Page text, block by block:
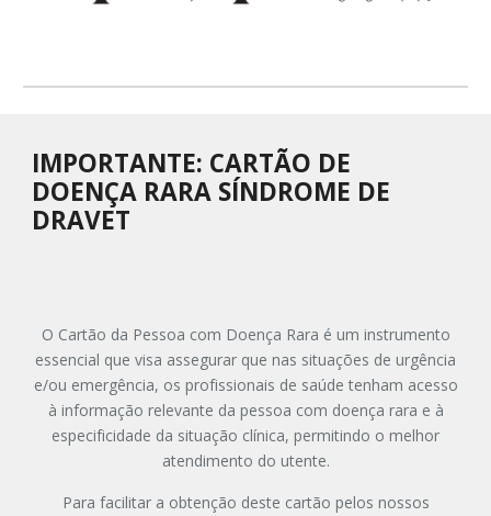
IMPORTANTE: CARTÃO DE
DOENÇA RARA SÍNDROME DE
DRAVET
O Cartão da Pessoa com Doença Rara é um instrumento
essencial que visa assegurar que nas situações de urgência
e/ou emergência, os profissionais de saúde tenham acesso
à informação relevante da pessoa com doença rara e à
especificidade da situação clínica, permitindo o melhor
atendimento do utente.
Para facilitar a obtenção deste cartão pelos nossos